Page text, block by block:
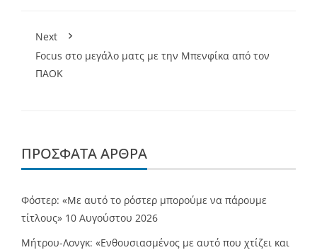
Next
Focus στο μεγάλο ματς με την Μπενφίκα από τον
ΠΑΟΚ
ΠΡΌΣΦΑΤΑ ΆΡΘΡΑ
Φόστερ: «Με αυτό το ρόστερ μπορούμε να πάρουμε
τίτλους» 10 Αυγούστου 2026
Μήτρου-Λονγκ: «Ενθουσιασμένος με αυτό που χτίζει και